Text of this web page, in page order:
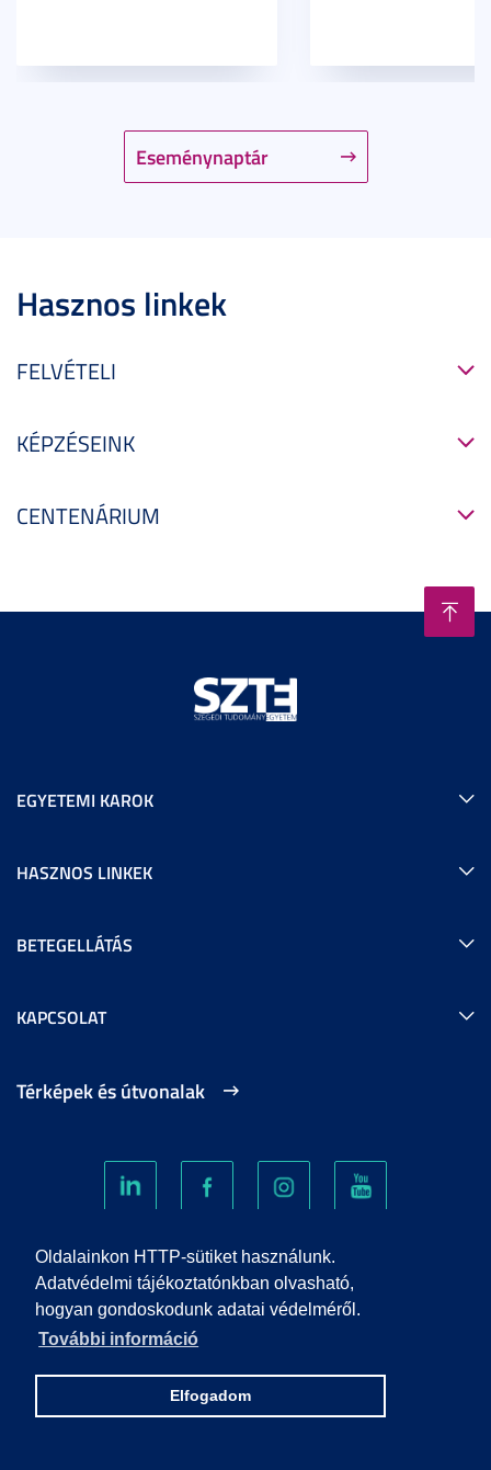
Oldalainkon HTTP-sütiket használunk.
Adatvédelmi tájékoztatónkban olvasható,
hogyan gondoskodunk adatai védelméről.
További információ
Elfogadom
Eseménynaptár
Hasznos linkek
FELVÉTELI
KÉPZÉSEINK
CENTENÁRIUM
EGYETEMI KAROK
HASZNOS LINKEK
BETEGELLÁTÁS
KAPCSOLAT
Térképek és útvonalak
SÜTIKEZELÉS
VISSZAÉLÉS-BEJELENTÉS